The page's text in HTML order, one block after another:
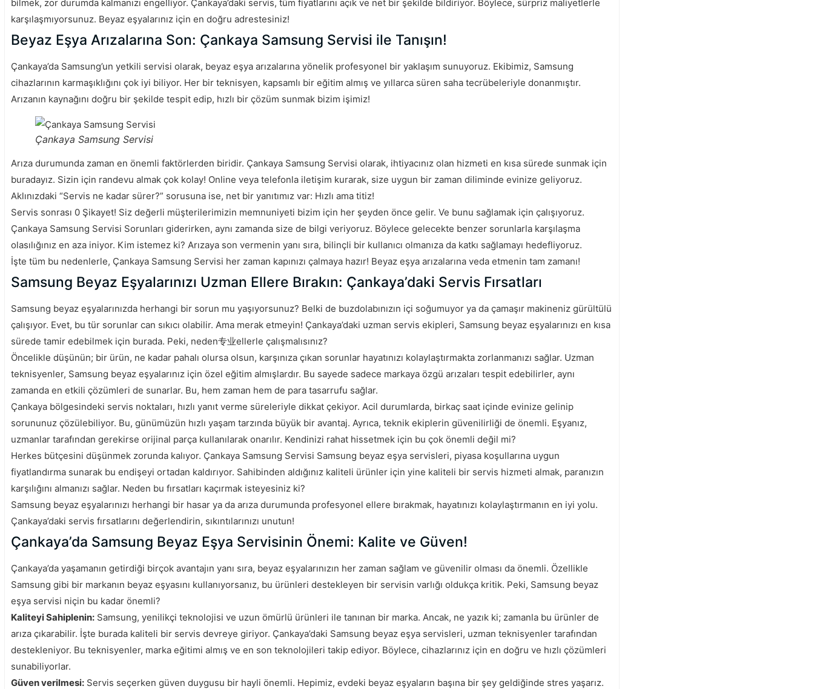
bilmek, zor durumda kalmanızı engelliyor. Çankaya’daki servis, tüm fiyatlarını açık ve net bir şekilde bildiriyor. Böylece, sürpriz maliyetlerle
karşılaşmıyorsunuz. Beyaz eşyalarınız için en doğru adrestesiniz!
Beyaz Eşya Arızalarına Son: Çankaya Samsung Servisi ile Tanışın!
Çankaya’da Samsung’un yetkili servisi olarak, beyaz eşya arızalarına yönelik profesyonel bir yaklaşım sunuyoruz. Ekibimiz, Samsung
cihazlarının karmaşıklığını çok iyi biliyor. Her bir teknisyen, kapsamlı bir eğitim almış ve yıllarca süren saha tecrübeleriyle donanmıştır.
Arızanın kaynağını doğru bir şekilde tespit edip, hızlı bir çözüm sunmak bizim işimiz!
Çankaya Samsung Servisi
Arıza durumunda zaman en önemli faktörlerden biridir. Çankaya Samsung Servisi olarak, ihtiyacınız olan hizmeti en kısa sürede sunmak için
buradayız. Sizin için randevu almak çok kolay! Online veya telefonla iletişim kurarak, size uygun bir zaman diliminde evinize geliyoruz.
Aklınızdaki “Servis ne kadar sürer?” sorusuna ise, net bir yanıtımız var: Hızlı ama titiz!
Servis sonrası 0 Şikayet! Siz değerli müşterilerimizin memnuniyeti bizim için her şeyden önce gelir. Ve bunu sağlamak için çalışıyoruz.
Çankaya Samsung Servisi Sorunları giderirken, aynı zamanda size de bilgi veriyoruz. Böylece gelecekte benzer sorunlarla karşılaşma
olasılığınız en aza iniyor. Kim istemez ki? Arızaya son vermenin yanı sıra, bilinçli bir kullanıcı olmanıza da katkı sağlamayı hedefliyoruz.
İşte tüm bu nedenlerle, Çankaya Samsung Servisi her zaman kapınızı çalmaya hazır! Beyaz eşya arızalarına veda etmenin tam zamanı!
Samsung Beyaz Eşyalarınızı Uzman Ellere Bırakın: Çankaya’daki Servis Fırsatları
Samsung beyaz eşyalarınızda herhangi bir sorun mu yaşıyorsunuz? Belki de buzdolabınızın içi soğumuyor ya da çamaşır makineniz gürültülü
çalışıyor. Evet, bu tür sorunlar can sıkıcı olabilir. Ama merak etmeyin! Çankaya’daki uzman servis ekipleri, Samsung beyaz eşyalarınızı en kısa
sürede tamir edebilmek için burada. Peki, neden专业ellerle çalışmalısınız?
Öncelikle düşünün; bir ürün, ne kadar pahalı olursa olsun, karşınıza çıkan sorunlar hayatınızı kolaylaştırmakta zorlanmanızı sağlar. Uzman
teknisyenler, Samsung beyaz eşyalarınız için özel eğitim almışlardır. Bu sayede sadece markaya özgü arızaları tespit edebilirler, aynı
zamanda en etkili çözümleri de sunarlar. Bu, hem zaman hem de para tasarrufu sağlar.
Çankaya bölgesindeki servis noktaları, hızlı yanıt verme süreleriyle dikkat çekiyor. Acil durumlarda, birkaç saat içinde evinize gelinip
sorununuz çözülebiliyor. Bu, günümüzün hızlı yaşam tarzında büyük bir avantaj. Ayrıca, teknik ekiplerin güvenilirliği de önemli. Eşyanız,
uzmanlar tarafından gerekirse orijinal parça kullanılarak onarılır. Kendinizi rahat hissetmek için bu çok önemli değil mi?
Herkes bütçesini düşünmek zorunda kalıyor. Çankaya Samsung Servisi Samsung beyaz eşya servisleri, piyasa koşullarına uygun
fiyatlandırma sunarak bu endişeyi ortadan kaldırıyor. Sahibinden aldığınız kaliteli ürünler için yine kaliteli bir servis hizmeti almak, paranızın
karşılığını almanızı sağlar. Neden bu fırsatları kaçırmak isteyesiniz ki?
Samsung beyaz eşyalarınızı herhangi bir hasar ya da arıza durumunda profesyonel ellere bırakmak, hayatınızı kolaylaştırmanın en iyi yolu.
Çankaya’daki servis fırsatlarını değerlendirin, sıkıntılarınızı unutun!
Çankaya’da Samsung Beyaz Eşya Servisinin Önemi: Kalite ve Güven!
Çankaya’da yaşamanın getirdiği birçok avantajın yanı sıra, beyaz eşyalarınızın her zaman sağlam ve güvenilir olması da önemli. Özellikle
Samsung gibi bir markanın beyaz eşyasını kullanıyorsanız, bu ürünleri destekleyen bir servisin varlığı oldukça kritik. Peki, Samsung beyaz
eşya servisi niçin bu kadar önemli?
Kaliteyi Sahiplenin: Samsung, yenilikçi teknolojisi ve uzun ömürlü ürünleri ile tanınan bir marka. Ancak, ne yazık ki; zamanla bu ürünler de
arıza çıkarabilir. İşte burada kaliteli bir servis devreye giriyor. Çankaya’daki Samsung beyaz eşya servisleri, uzman teknisyenler tarafından
destekleniyor. Bu teknisyenler, marka eğitimi almış ve en son teknolojileri takip ediyor. Böylece, cihazlarınız için en doğru ve hızlı çözümleri
sunabiliyorlar.
Güven verilmesi: Servis seçerken güven duygusu bir hayli önemli. Hepimiz, evdeki beyaz eşyaların başına bir şey geldiğinde stres yaşarız.